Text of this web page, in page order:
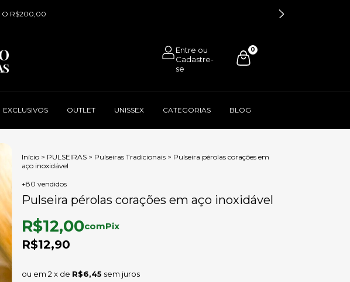
O R$200,00
0
EXCLUSIVOS OUTLET UNISSEX CATEGORIAS BLOG
Início > PULSEIRAS > Pulseiras Tradicionais > Pulseira pérolas corações em
aço inoxidável
+80 vendidos
Pulseira pérolas corações em aço inoxidável
R$12,90
R$12,00comPix
2 x de R$6,45 sem juros